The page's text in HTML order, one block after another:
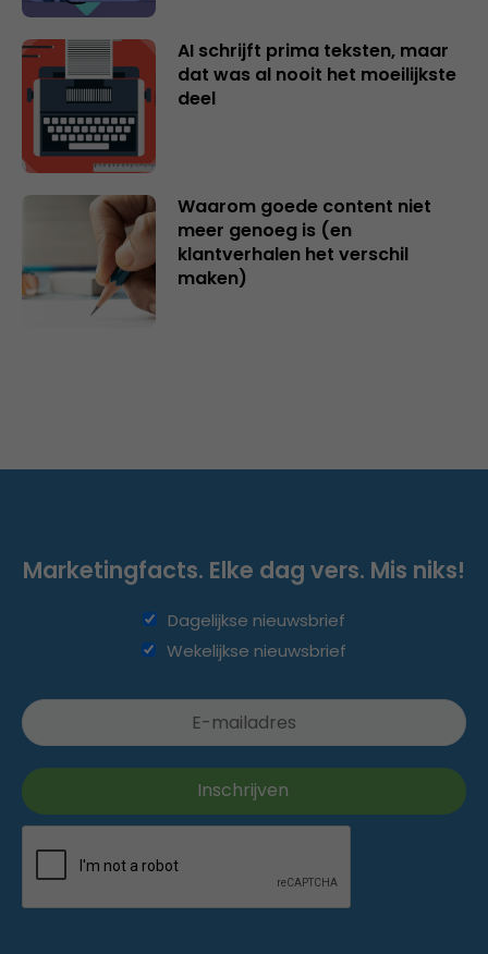
AI schrijft prima teksten, maar
dat was al nooit het moeilijkste
deel
Waarom goede content niet
meer genoeg is (en
klantverhalen het verschil
maken)
Marketingfacts. Elke dag vers. Mis niks!
Dagelijkse nieuwsbrief
Wekelijkse nieuwsbrief